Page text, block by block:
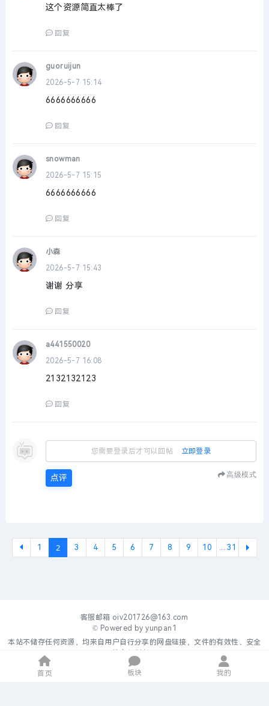
这个资源简直太棒了
回复
guoruijun
2026-5-7 15:14
6666666666
回复
snowman
2026-5-7 15:15
6666666666
回复
小森
2026-5-7 15:43
谢谢 分享
回复
a441550020
2026-5-7 16:08
2132132123
回复
您需要登录后才可以回帖 立即登录
点评 高级模式
1 2 3 4 5 6 7 8 9 10 ... 31
首页 板块 我的
客服邮箱 oiv201726@163.com
© Powered byyunpan1
本站不储存任何资源，均来自用户自行分享的网盘链接，文件的有效性、安全